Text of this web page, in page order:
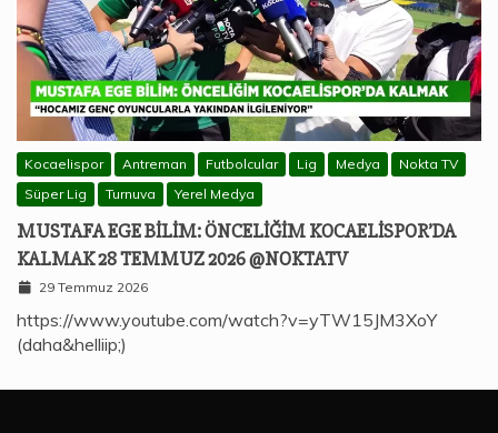
Kocaelispor Antreman Futbolcular Lig Medya
Nokta TV
Süper Lig
Turnuva Yerel Medya
MUSTAFA EGE BILIM: ÖNCELIĞIM KOCAELISPOR’DA
KALMAK 28 TEMMUZ 2026 @NOKTATV
29 Temmuz 2026
https://www.youtube.com/watch?v=yTW15JM3XoY
(daha&helliip;)